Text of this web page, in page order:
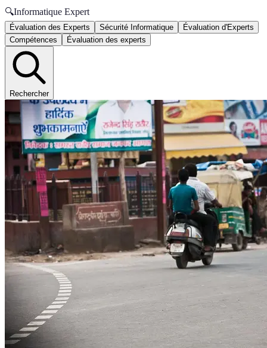
🔍Informatique Expert
Évaluation des Experts Sécurité Informatique
Évaluation d'Experts
Compétences
Évaluation des experts
Rechercher